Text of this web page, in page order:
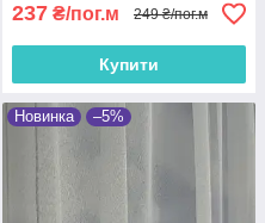
237 ₴/пог.м 249 ₴/пог.м
Купити
Новинка –5%